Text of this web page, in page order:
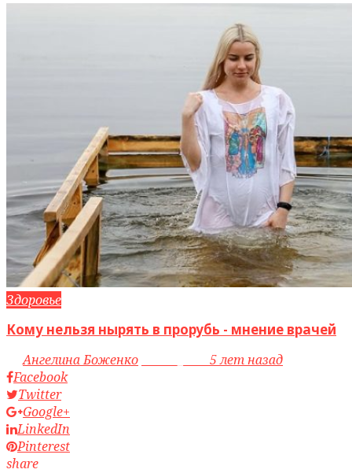
Здоровье
Кому нельзя нырять в прорубь - мнение врачей
byАнгелина Боженко
5 лет назад
Facebook
Twitter
Google+
LinkedIn
Pinterest
share